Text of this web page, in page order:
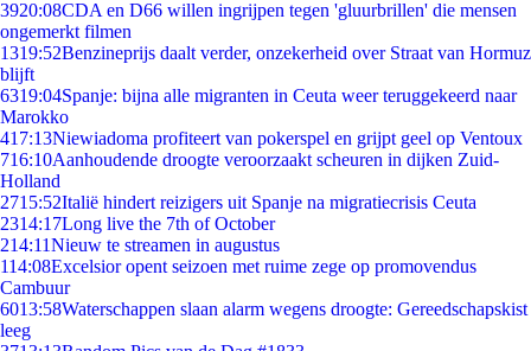
3920:08CDA en D66 willen ingrijpen tegen 'gluurbrillen' die mensen
ongemerkt filmen
1319:52Benzineprijs daalt verder, onzekerheid over Straat van Hormuz
blijft
6319:04Spanje: bijna alle migranten in Ceuta weer teruggekeerd naar
Marokko
417:13Niewiadoma profiteert van pokerspel en grijpt geel op Ventoux
716:10Aanhoudende droogte veroorzaakt scheuren in dijken Zuid-
Holland
2715:52Italië hindert reizigers uit Spanje na migratiecrisis Ceuta
2314:17Long live the 7th of October
214:11Nieuw te streamen in augustus
114:08Excelsior opent seizoen met ruime zege op promovendus
Cambuur
6013:58Waterschappen slaan alarm wegens droogte: Gereedschapskist
leeg